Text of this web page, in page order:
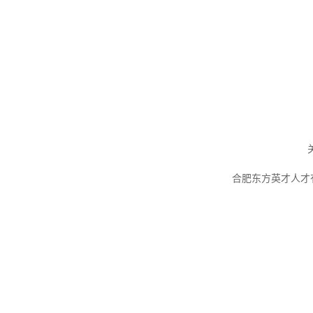
合肥东方英才人